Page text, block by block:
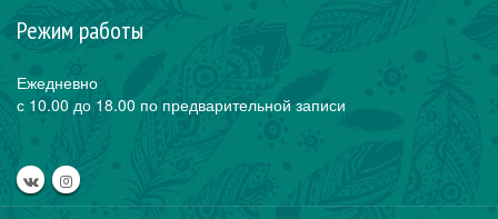
Режим работы
Ежедневно
с 10.00 до 18.00 по предварительной записи